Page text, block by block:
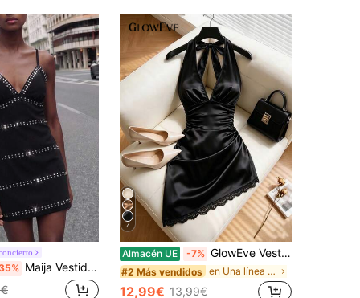
Maija Vestido mini de tirantes para mujer con decoración de perlas negras estilo años 70, elegante para fiesta de verano, club y noche, casual para playa, vacaciones, ciudad moderna y barco
4
Almacén UE -7% GlowEve Vestido negro de cuello halter con escote en V profundo, cintura alta con fruncido y ribete de encaje, vestido mini ajustado tipo ajustado, estilo sexy francés para chica hot, adecuado para citas, fiestas, discotecas, ocasiones semiformales, ajuste estilizado para primavera/verano
#2 Más vendidos en Una línea Vestidos Cortos De Mujer
12,99€ 13,99€